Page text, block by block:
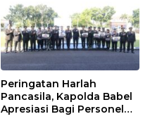
Peringatan Harlah
Pancasila, Kapolda Babel
Apresiasi Bagi Personel